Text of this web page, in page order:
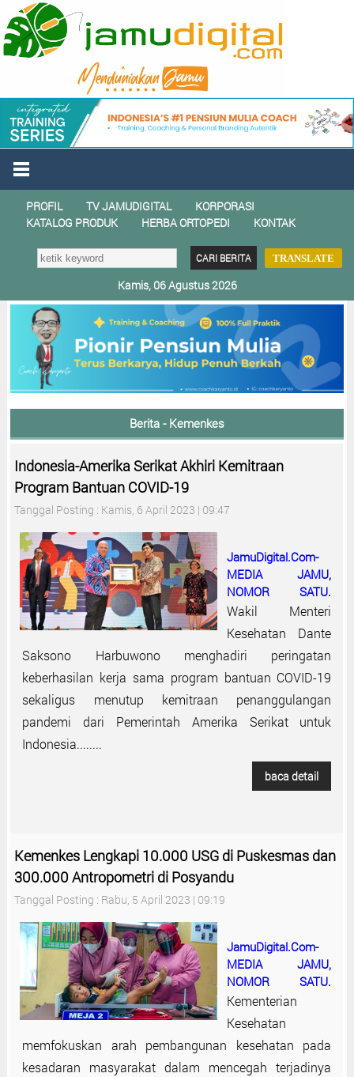
PROFIL TV JAMUDIGITAL
KORPORASI
KATALOG PRODUK
HERBA ORTOPEDI KONTAK
TRANSLATE
Kamis, 06 Agustus 2026
Berita - Kemenkes
Indonesia-Amerika Serikat Akhiri Kemitraan
Program Bantuan COVID-19
Tanggal Posting : Kamis, 6 April 2023 | 09:47
JamuDigital.Com-
MEDIA JAMU,
NOMOR SATU.
Wakil Menteri
Kesehatan Dante
Saksono Harbuwono menghadiri peringatan
keberhasilan kerja sama program bantuan COVID-19
sekaligus menutup kemitraan penanggulangan
pandemi dari Pemerintah Amerika Serikat untuk
Indonesia........
baca detail
Kemenkes Lengkapi 10.000 USG di Puskesmas dan
300.000 Antropometri di Posyandu
Tanggal Posting : Rabu, 5 April 2023 | 09:19
JamuDigital.Com-
MEDIA JAMU,
NOMOR SATU.
Kementerian
Kesehatan
memfokuskan arah pembangunan kesehatan pada
kesadaran masyarakat dalam mencegah terjadinya